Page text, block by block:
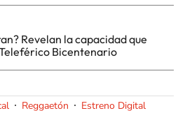
Revelan la capacidad que
Bicentenario
Reggaetón Estreno Digital